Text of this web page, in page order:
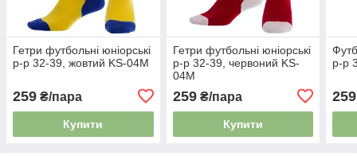
Гетри футбольні юніорські
р-р 32-39, жовтий KS-04M
259 ₴/пара
Купити
Гетри футбольні юніорські
р-р 32-39, червоний KS-
04M
259₴/пара
Купити
р-р
259